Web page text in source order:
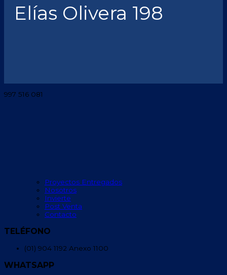
Elías Olivera 198
997 516 081
Proyectos Entregados
Nosotros
Invierte
Post Venta
Contacto
TELÉFONO
(01) 904 1192 Anexo 1100
WHATSAPP